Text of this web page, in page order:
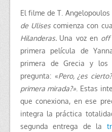
El filme de T. Angelopoulos
de Ulises comienza con
Hilanderas. Una voz en off
primera película de
primera de Grecia y los
pregunta: «Pero, ¿es cierto?
primera mirada?» . Estas
que conexiona, en ese
integra la práctica
segunda entrega de la